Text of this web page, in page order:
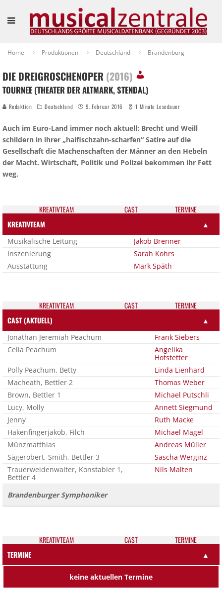
Home Produktionen Deutschland Brandenburg
DIE DREIGROSCHENOPER (2016)
TOURNEE (THEATER DER ALTMARK, STENDAL)
Redaktion Deutschland 9. Februar 2016 1 Minute Lesedauer
Auch im Euro-Land immer noch aktuell: Brecht und Weill
schildern in ihrer „haifischzahn-scharfen“ Satire auf die
Gesellschaft die Machenschaften der Männer an den Hebeln
der Macht. Wirtschaft, Politik und Polizei bekommen ihr Fett
weg.
KREATIV­TEAM CAST
TER­MI­NE
KREATIVTEAM
▲
Musikalische Leitung
Jakob Brenner
Inszenierung
Sarah Kohrs
Ausstattung
Mark Späth
KREATIV­TEAM CAST
TER­MI­NE
CAST (AKTUELL)
▲
Jonathan Jeremiah Peachum
Frank Siebers
Celia Peachum
Angelika
Hofstetter
Polly Peachum, Betty
Linda Lienhard
Macheath, Bettler 2
Thomas Weber
Brown, Bettler 1
Michael Putschli
Lucy, Molly
Annett Siegmund
Jenny
Ruth Macke
Hakenfingerjakob, Filch
Michael Magel
Münzmatthias
Andreas Müller
Sägerobert, Smith, Bettler 3
Sascha Werginz
Trauerweidenwalter, Konstabler 1,
Bettler 4
Nils Malten
Brandenburger Symphoniker
KREATIV­TEAM CAST
TER­MI­NE
TERMINE
▲
keine aktuellen Termine